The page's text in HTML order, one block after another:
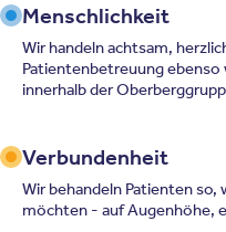
Menschlichkeit
Wir handeln achtsam,
Patientenbetreuung ebenso
innerhalb der
Verbundenheit
Wir behandeln Patienten
möchten - auf Augenhöhe,